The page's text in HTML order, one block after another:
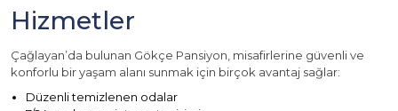
Hizmetler
Çağlayan’da bulunan Gökçe Pansiyon, misafirlerine güvenli ve
konforlu bir yaşam alanı sunmak için birçok avantaj sağlar:
Düzenli temizlenen odalar